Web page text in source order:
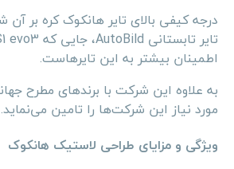
اطمینان بیشتر به این تایرهاست.
مورد نیاز این شرکت‌ها را تامین می‌نماید.
ویژگی و مزایای طراحی لاستیک هانکوک